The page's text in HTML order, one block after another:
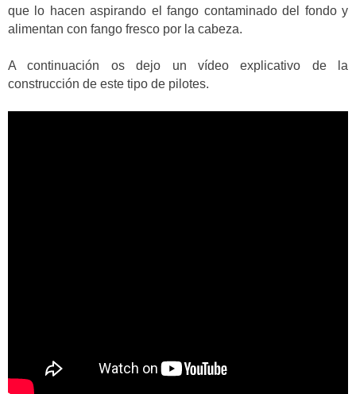
que lo hacen aspirando el fango contaminado del fondo y
alimentan con fango fresco por la cabeza.
A continuación os dejo un vídeo explicativo de la
construcción de este tipo de pilotes.